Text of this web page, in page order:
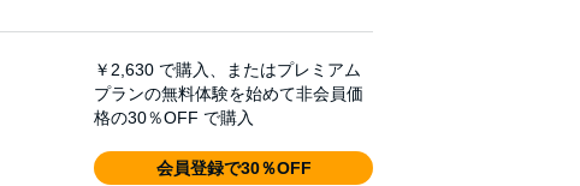
￥2,630 で購入、またはプレミアム
プランの無料体験を始めて非会員価
格の30％OFF で購入
会員登録で30％OFF